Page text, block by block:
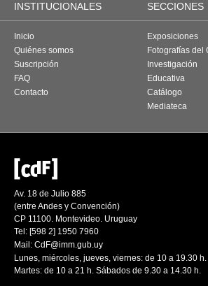
INSTITUCIONALES SECCIONES
Inicio
Quiénes somos
Suscripción
FAQ
Contacto
Exposiciones
Fotografías del
Investigación
Educativa
Catálogo
Mediateca
Av. 18 de Julio 885
(entre Andes y Convención)
CP 11100. Montevideo. Uruguay
Tel: [598 2] 1950 7960
Mail: CdF@imm.gub.uy
Lunes, miércoles, jueves, viernes: de 10 a 19.30 h.
Martes: de 10 a 21 h. Sábados de 9.30 a 14.30 h.